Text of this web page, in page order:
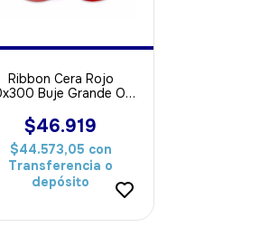
Ribbon Cera Rojo
Buje Grande Out
$46.919
$44.573,05 con
Transferencia o
depósito